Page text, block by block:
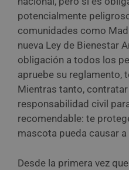
potencialmente
comunidades como
nueva Ley de Bienestar
obligación a todos los
apruebe su reglamento,
Mientras tanto,
responsabilidad civil
recomendable: te
mascota pueda causar
Desde la primera vez